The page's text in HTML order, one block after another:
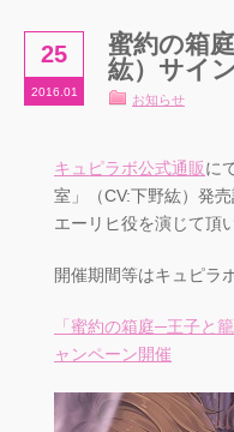
25
2016.01
蜜約の箱
紘）サイ
お知らせ
キュピラボ公式通販に
室」（CV:下野紘）発
エーリヒ役を演じて頂
開催期間等はキュピラ
「蜜約の箱庭─王子と
ャンペーン開催